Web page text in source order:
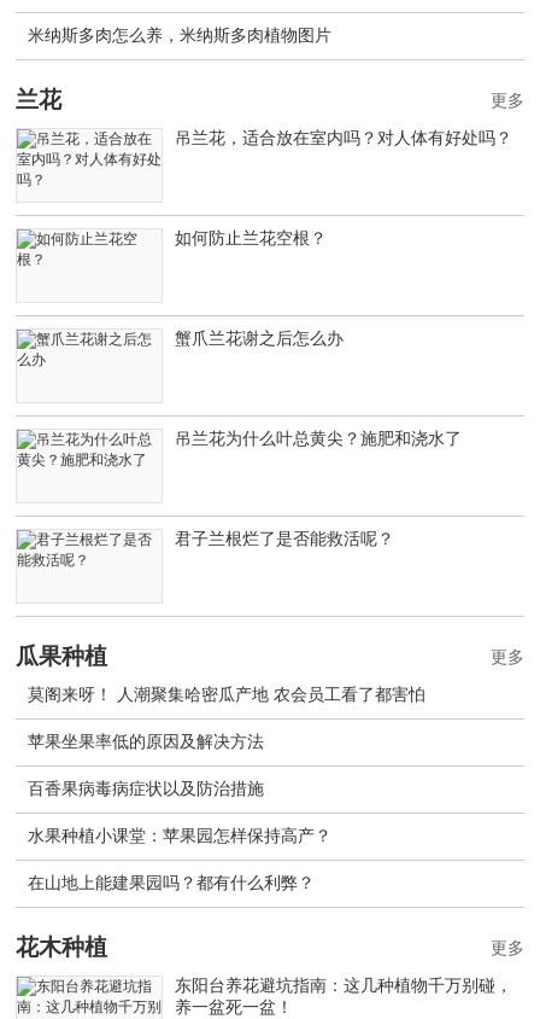
米纳斯多肉怎么养，米纳斯多肉植物图片
兰花
吊兰花，适合放在室内吗？对人体有好处吗？
如何防止兰花空根？
蟹爪兰花谢之后怎么办
吊兰花为什么叶总黄尖？施肥和浇水了
君子兰根烂了是否能救活呢？
更多
瓜果种植
莫阁来呀！ 人潮聚集哈密瓜产地 农会员工看了都害怕
苹果坐果率低的原因及解决方法
百香果病毒病症状以及防治措施
水果种植小课堂：苹果园怎样保持高产？
在山地上能建果园吗？都有什么利弊？
更多
花木种植
东阳台养花避坑指南：这几种植物千万别碰，
养一盆死一盆！
更多